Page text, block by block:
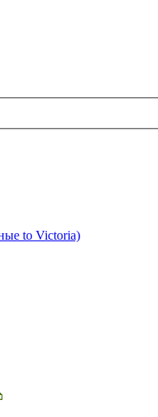
to Victoria)